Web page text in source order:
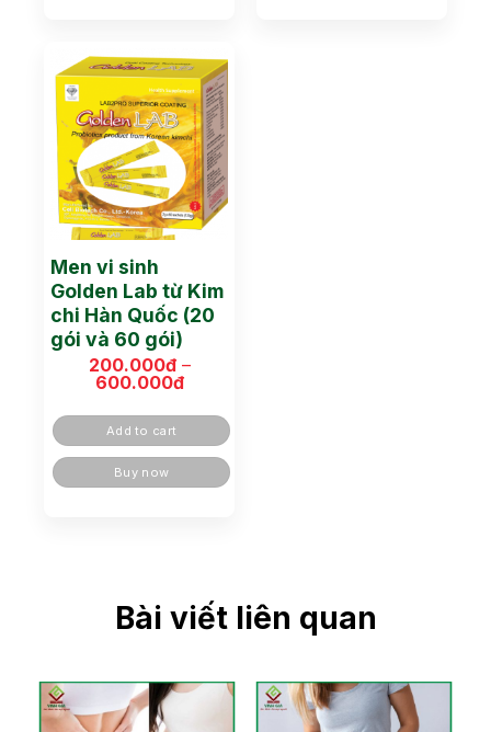
Men vi sinh
Golden Lab từ Kim
chi Hàn Quốc (20
gói và 60 gói)
200.000đ –
600.000đKhoảng
từ
200.000đ
đến
600.000đ
Add to cart
Buy now
Bài viết liên quan